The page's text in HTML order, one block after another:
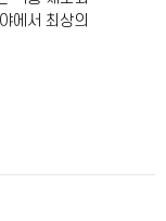
에서 최상의